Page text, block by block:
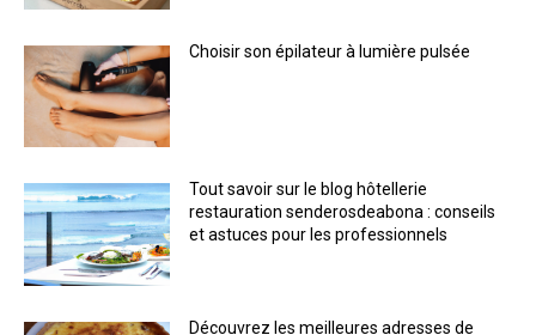
Choisir son épilateur à lumière pulsée
Tout savoir sur le blog hôtellerie
restauration senderosdeabona : conseils
et astuces pour les professionnels
Découvrez les meilleures adresses de